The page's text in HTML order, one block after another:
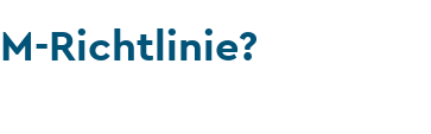
Richtlinie?